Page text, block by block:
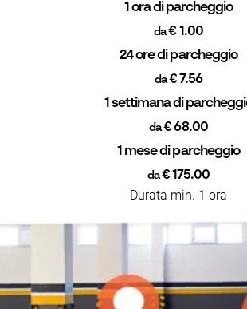
1 ora di parcheggio
da€ 1.00
24 ore di parcheggio
da€ 7.56
1 settimana di
da€ 68.00
1 mese di parcheggio
da€ 175.00
Durata min. 1 ora